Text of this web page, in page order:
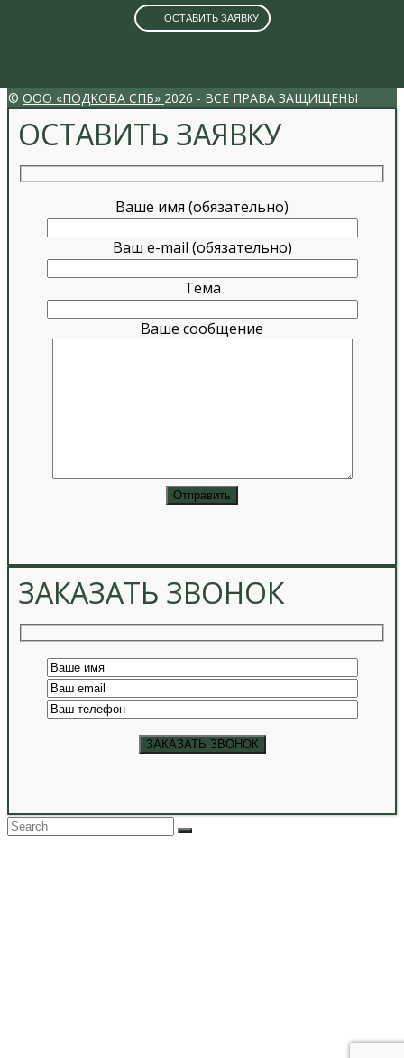
ОСТАВИТЬ ЗАЯВКУ
© ООО «ПОДКОВА СПБ» 2026 - ВСЕ ПРАВА ЗАЩИЩЕНЫ
ОСТАВИТЬ ЗАЯВКУ
Ваше имя (обязательно)
Ваш e-mail (обязательно)
Тема
Ваше сообщение
ЗАКАЗАТЬ ЗВОНОК